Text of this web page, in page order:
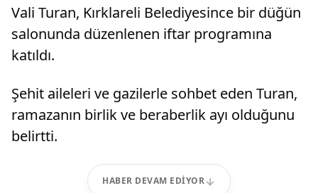
Vali Turan, Kırklareli Belediyesince bir düğün
salonunda düzenlenen iftar programına
katıldı.
Şehit aileleri ve gazilerle sohbet eden Turan,
ramazanın birlik ve beraberlik ayı olduğunu
belirtti.
HABER DEVAM EDIYOR